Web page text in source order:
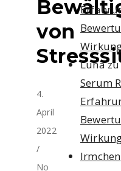
von
4.
April
2022
/
No
Luna
Serum
Irmchen